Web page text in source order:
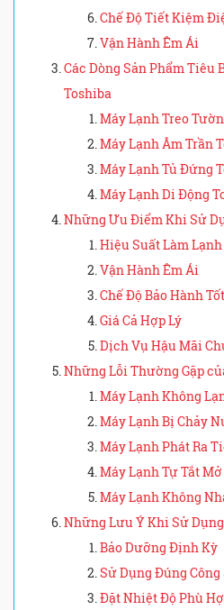
Chế Độ Tiết Kiệm
Vận Hành Êm Ái
Các Dòng Sản Phẩm Tiêu
Toshiba
Máy Lạnh Treo
Máy Lạnh Âm Trần
Máy Lạnh Tủ Đứng
Máy Lạnh Di Động
Những Ưu Điểm Khi Sử
Hiệu Suất Làm Lạnh
Vận Hành Êm Ái
Chế Độ Bảo Hành Tốt
Giá Cả Hợp Lý
Dịch Vụ Hậu Mãi
Những Lỗi Thường Gặp
Máy Lạnh Không
Máy Lạnh Bị Chảy
Máy Lạnh Phát Ra
Máy Lạnh Tự Tắt Mở
Máy Lạnh Không
Những Lưu Ý Khi Sử
Bảo Dưỡng Định Kỳ
Sử Dụng Đúng Công
Đặt Nhiệt Độ Phù